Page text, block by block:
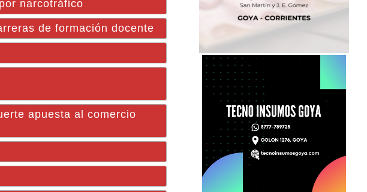
narcotráfico
de formación docente
apuesta al comercio